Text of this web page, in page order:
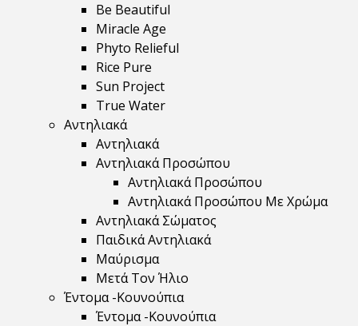
Be Beautiful
Miracle Age
Phyto Relieful
Rice Pure
Sun Project
True Water
Αντηλιακά
Αντηλιακά
Αντηλιακά Προσώπου
Αντηλιακά Προσώπου
Αντηλιακά Προσώπου Με Χρώμα
Αντηλιακά Σώματος
Παιδικά Αντηλιακά
Μαύρισμα
Mετά Τον Ήλιο
Έντομα -Κουνούπια
Έντομα -Κουνούπια